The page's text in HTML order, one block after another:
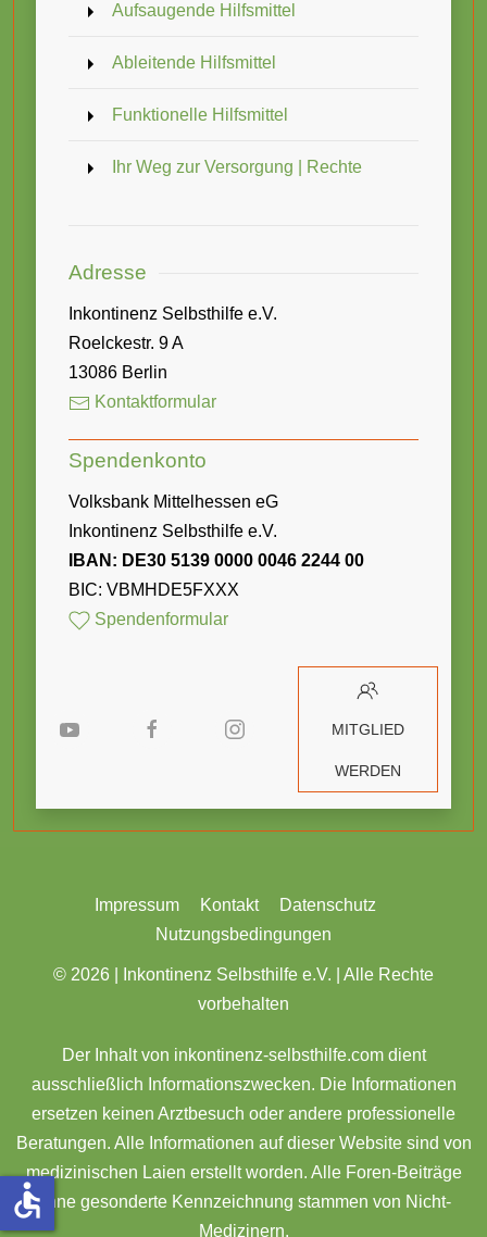
Aufsaugende Hilfsmittel
Ableitende Hilfsmittel
Funktionelle Hilfsmittel
Ihr Weg zur Versorgung | Rechte
Adresse
Inkontinenz Selbsthilfe e.V.
Roelckestr. 9 A
13086 Berlin
Kontaktformular
Spendenkonto
Volksbank Mittelhessen eG
Inkontinenz Selbsthilfe e.V.
IBAN: DE30 5139 0000 0046 2244 00
BIC: VBMHDE5FXXX
Spendenformular
MITGLIED
WERDEN
Impressum Kontakt
Datenschutz
Nutzungsbedingungen
© 2026 |
Inkontinenz Selbsthilfe e.V. | Alle Rechte
vorbehalten
Der Inhalt von inkontinenz-selbsthilfe.com dient
ausschließlich Informationszwecken. Die Informationen
ersetzen keinen Arztbesuch oder andere professionelle
Beratungen. Alle Informationen auf dieser Website sind von
medizinischen Laien erstellt worden. Alle Foren-Beiträge
ohne gesonderte Kennzeichnung stammen von Nicht-
Medizinern.
accessible